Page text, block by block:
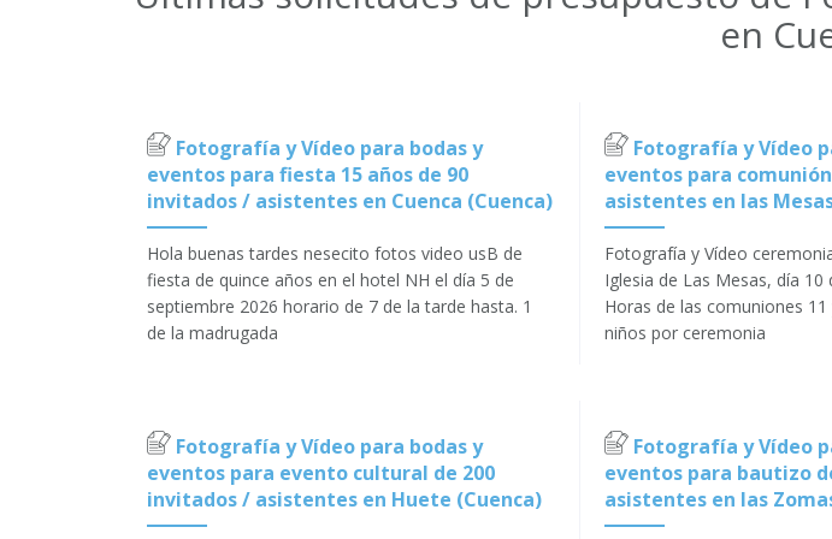
en
Fotografía y Vídeo para bodas y
eventos para fiesta 15 años de 90
invitados / asistentes en Cuenca (Cuenca)
Hola buenas tardes nesecito fotos video usB de
fiesta de quince años en el hotel NH el día 5 de
septiembre 2026 horario de 7 de la tarde hasta. 1
de la madrugada
Fotografía y Vídeo
eventos para
asistentes en las
Fotografía y Vídeo
Iglesia de Las Mesas, día 10
Horas de las comuniones
niños por ceremonia
Fotografía y Vídeo para bodas y
eventos para evento cultural de 200
invitados / asistentes en Huete (Cuenca)
Fotografía y Vídeo
eventos para bautizo
asistentes en las